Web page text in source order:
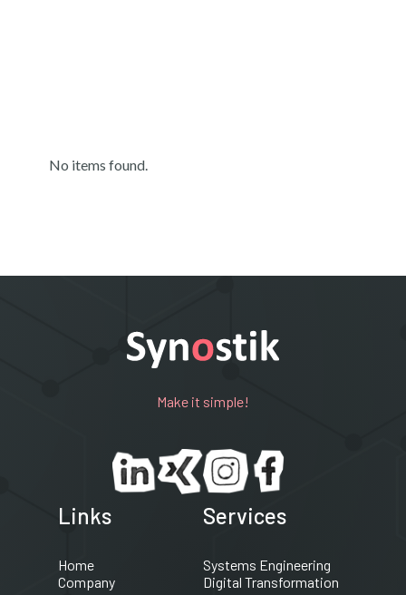
No items found.
Make it simple!
Links
Home
Company
Services
Systems Engineering
Digital Transformation